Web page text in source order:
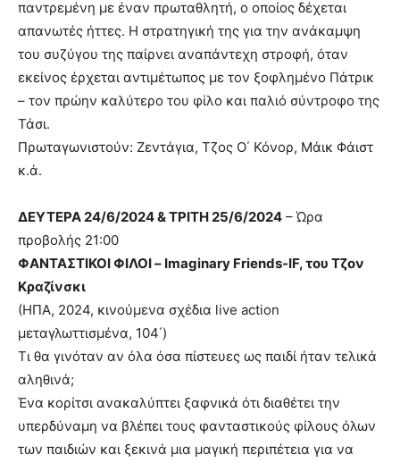
παντρεμένη με έναν πρωταθλητή, ο οποίος δέχεται
απανωτές ήττες. Η στρατηγική της για την ανάκαμψη
του συζύγου της παίρνει αναπάντεχη στροφή, όταν
εκείνος έρχεται αντιμέτωπος με τον ξοφλημένο Πάτρικ
– τον πρώην καλύτερο του φίλο και παλιό σύντροφο της
Τάσι.
Πρωταγωνιστούν: Ζεντάγια, Τζος Ο΄ Κόνορ, Μάικ Φάιστ
κ.ά.
ΔΕΥΤΕΡΑ 24/6/2024 & ΤΡΙΤΗ 25/6/2024 – Ώρα
προβολής 21:00
ΦΑΝΤΑΣΤΙΚΟΙ ΦΙΛΟΙ – Imaginary Friends-IF, του Τζον
Κραζίνσκι
(ΗΠΑ, 2024, κινούμενα σχέδια live action
μεταγλωττισμένα, 104΄)
Τι θα γινόταν αν όλα όσα πίστευες ως παιδί ήταν τελικά
αληθινά;
Ένα κορίτσι ανακαλύπτει ξαφνικά ότι διαθέτει την
υπερδύναμη να βλέπει τους φανταστικούς φίλους όλων
των παιδιών και ξεκινά μια μαγική περιπέτεια για να